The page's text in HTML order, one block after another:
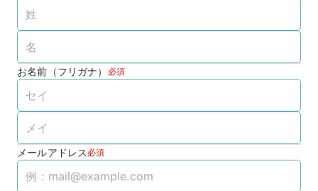
お名前（フリガナ） 必須
メールアドレス 必須